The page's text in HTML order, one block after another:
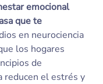
emocional
que te
en neurociencia
los hogares
de
reducen el estrés y